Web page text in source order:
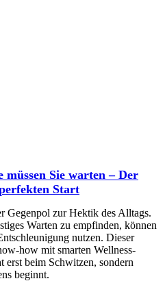
müssen Sie warten – Der
Start
Gegenpol zur Hektik des Alltags.
Warten zu empfinden, können
nutzen. Dieser
how mit smarten Wellness-
beim Schwitzen, sondern
beginnt.